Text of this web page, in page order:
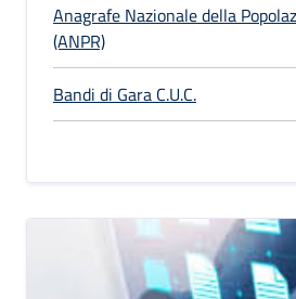
Anagrafe Nazionale della
(ANPR)
Bandi di Gara C.U.C.